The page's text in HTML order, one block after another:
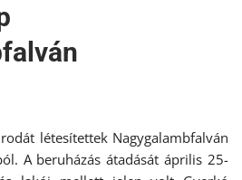
létesítettek Nagygalambfalván
A beruházás átadását április 25-